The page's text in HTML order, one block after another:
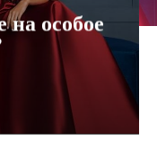
на особое